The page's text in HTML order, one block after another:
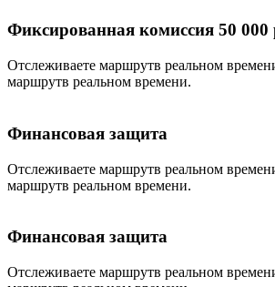
Фиксированная комиссия 50 000
Отслеживаете маршрутв реальном
маршрутв реальном времени.
Финансовая защита
Отслеживаете маршрутв реальном
маршрутв реальном времени.
Финансовая защита
Отслеживаете маршрутв реальном